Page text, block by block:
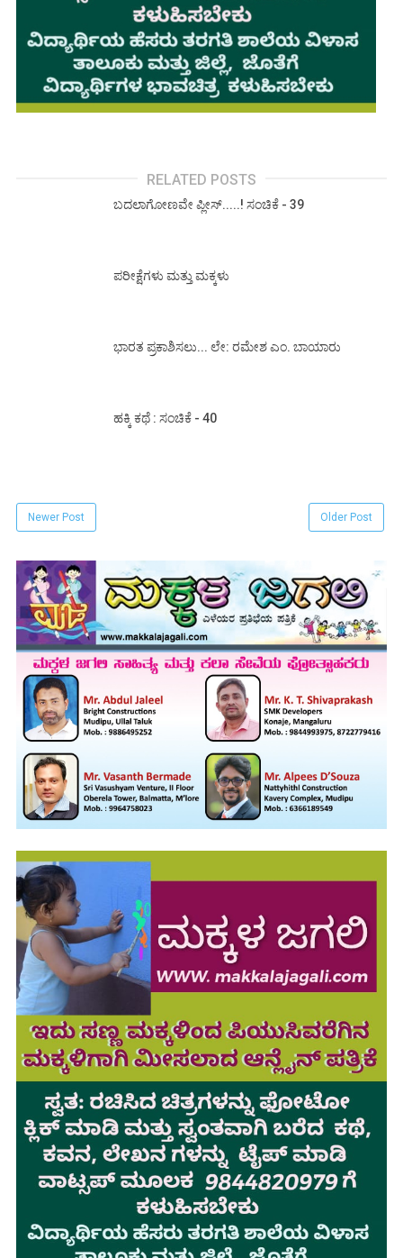
RELATED POSTS
ಬದಲಾಗೋಣವೇ ಪ್ಲೀಸ್.....! ಸಂಚಿಕೆ - 39
ಪರೀಕ್ಷೆಗಳು ಮತ್ತು ಮಕ್ಕಳು
ಭಾರತ ಪ್ರಕಾಶಿಸಲು... ಲೇ: ರಮೇಶ ಎಂ. ಬಾಯಾರು
ಹಕ್ಕಿ ಕಥೆ : ಸಂಚಿಕೆ - 40
Newer Post Older Post